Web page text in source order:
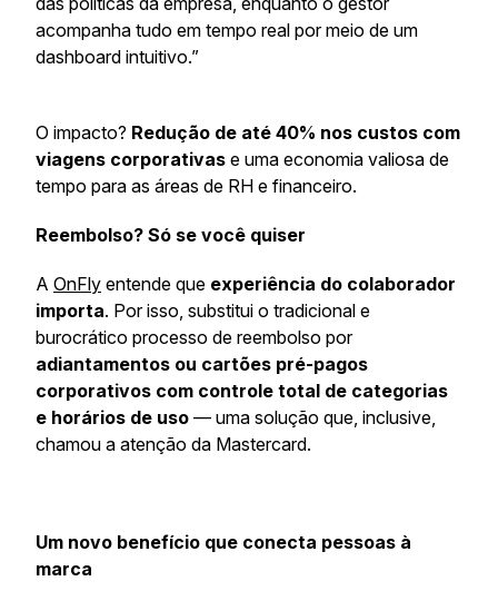
acompanha tudo em tempo real por meio de um
dashboard intuitivo.”
O impacto? Redução de até 40% nos custos com
viagens corporativas e uma economia valiosa de
tempo para as áreas de RH e financeiro.
Reembolso? Só se você quiser
A OnFly entende que experiência do colaborador
importa. Por isso, substitui o tradicional e
burocrático processo de reembolso por
adiantamentos ou cartões pré-pagos
corporativos com controle total de categorias
e horários de uso — uma solução que, inclusive,
chamou a atenção da Mastercard.
Um novo benefício que conecta pessoas à
marca